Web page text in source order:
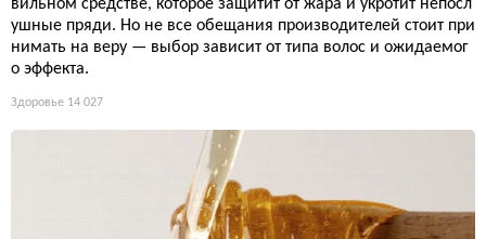
вильном средстве, которое защитит от жара и укротит непосл
ушные пряди. Но не все обещания производителей стоит при
нимать на веру — выбор зависит от типа волос и ожидаемог
о эффекта.
Здоровье 14 027